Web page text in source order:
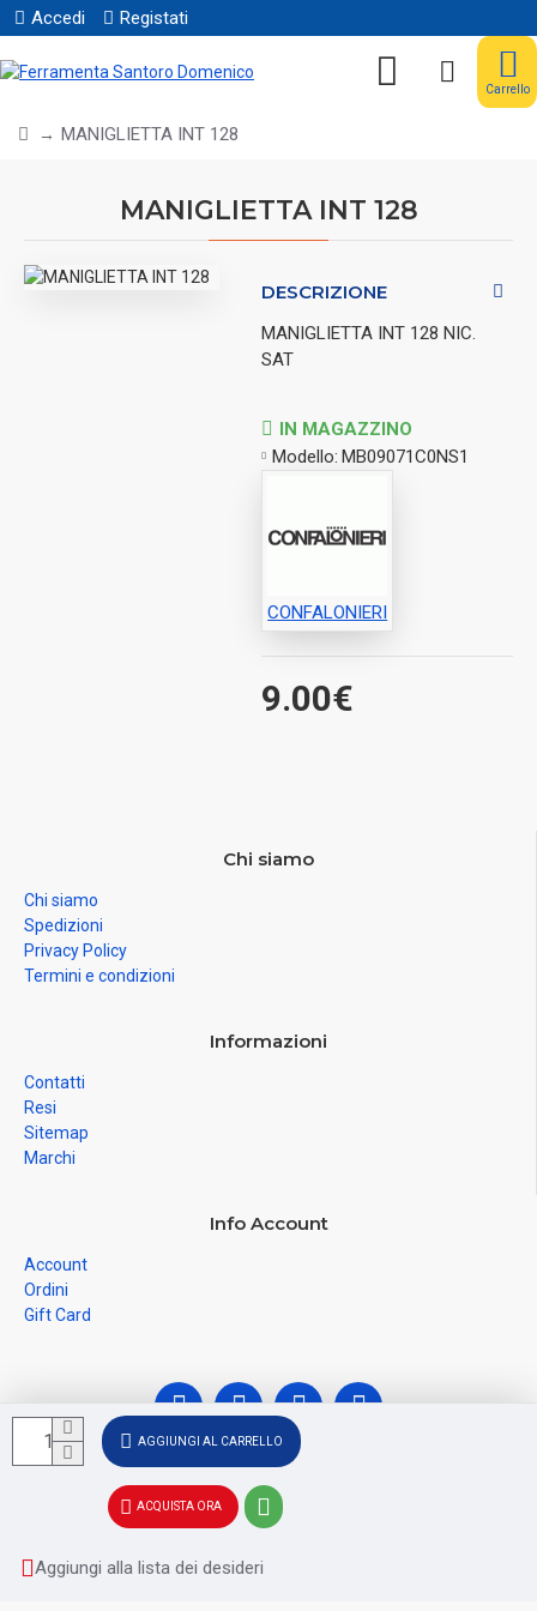
Accedi Registati
Carrello
MANIGLIETTA INT 128
MANIGLIETTA INT 128
DESCRIZIONE
MANIGLIETTA INT 128 NIC.
SAT
9.00€
IN MAGAZZINO
Modello: MB09071C0NS1
CONFALONIERI
AGGIUNGI AL CARRELLO
ACQUISTA ORA
Aggiungi alla lista dei desideri
Chi siamo
Chi siamo
Spedizioni
Privacy Policy
Termini e condizioni
Informazioni
Contatti
Resi
Sitemap
Marchi
Info Account
Account
Ordini
Gift Card
© Ferramenta Santoro Domenico 2026, C.F.
SNTDNC60T04F481U, P.IVA IT02228110652 - Registro delle